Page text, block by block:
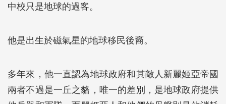
中校只是地球的過客。
他是出生於磁氣星的地球移民後裔。
多年來，他一直認為地球政府和其敵人新麗姬亞帝國
兩者不過是一丘之貉，唯一的差別，是地球政府提供